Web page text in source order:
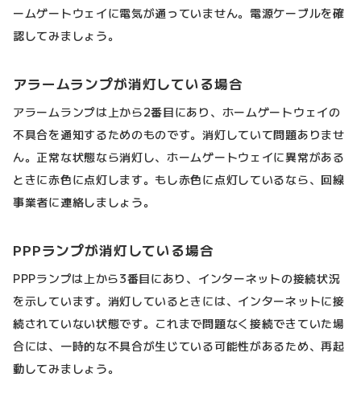
ームゲートウェイに電気が通っていません。電源ケーブルを確
認してみましょう。
アラームランプが消灯している場合
アラームランプは上から2番目にあり、ホームゲートウェイの
不具合を通知するためのものです。消灯していて問題ありませ
ん。正常な状態なら消灯し、ホームゲートウェイに異常がある
ときに赤色に点灯します。もし赤色に点灯しているなら、回線
事業者に連絡しましょう。
PPPランプが消灯している場合
PPPランプは上から3番目にあり、インターネットの接続状況
を示しています。消灯しているときには、インターネットに接
続されていない状態です。これまで問題なく接続できていた場
合には、一時的な不具合が生じている可能性があるため、再起
動してみましょう。